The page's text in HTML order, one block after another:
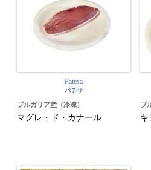
Patesa
パテサ
ブルガリア産（冷凍）
マグレ・ド・カナール
ブ
キ